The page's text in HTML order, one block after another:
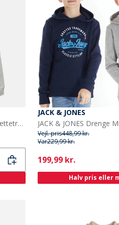
Woodbird Herre Fuji Base Zip Hættetrøje Light Grey Melange
JACK & JONES
Vejl. pris448,99 kr.
Var229,99 kr.
Current
199,99 kr.
Halv pris eller